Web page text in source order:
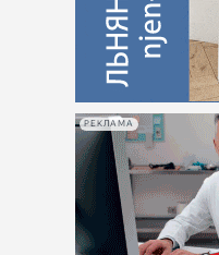
РЕКЛАМА